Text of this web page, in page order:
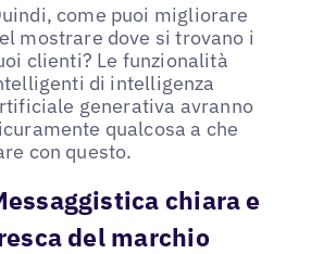
come puoi migliorare
mostrare dove si trovano i
clienti? Le funzionalità
di intelligenza
generativa avranno
qualcosa a che
con questo.
chiara e
del marchio